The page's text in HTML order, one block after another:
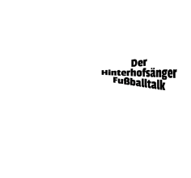
Der Mainz